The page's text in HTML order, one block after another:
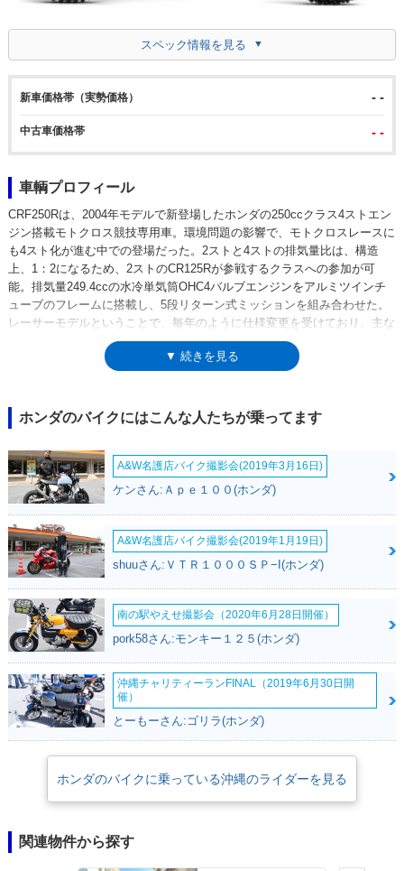
スペック情報を見る
新車価格帯（実勢価格） - -
中古車価格帯 - -
車輌プロフィール
CRF250Rは、2004年モデルで新登場したホンダの250ccクラス4ストエン
ジン搭載モトクロス競技専用車。環境問題の影響で、モトクロスレースに
も4スト化が進む中での登場だった。2ストと4ストの排気量比は、構造
上、1：2になるため、2ストのCR125Rが参戦するクラスへの参加が可
能。排気量249.4ccの水冷単気筒OHC4バルブエンジンをアルミツインチ
ューブのフレームに搭載し、5段リターン式ミッションを組み合わせた。
レーサーモデルということで、毎年のように仕様変更を受けており、主な
ものとして、デュアルマフラーの装備（2006年モデル）、フューエルイ
ンジェクションの装備（2010年モデル）、DOHCエンジンの採用（2018
ル。2025年モデルではメインフレームの70％が新規設計となり、リアフ
レームとの剛性バランスが最適化されるなどの変更を受けるとともに、
Hondaセレクタブルトルク コントロール（トラクションコントロール）
を搭載した。派生モデルとして、エンデューロレース仕様も登場。
CRF250X（2010-2014年）、CRF250RX（2018年-）が該当した（それぞ
れ別項）。※CRF250Rは競技専用車であり、ナンバーを取得して公道を
▼ 続きを見る
ホンダのバイクにはこんな人たちが乗ってます
A&W名護店バイク撮影会(2019年3月16日)
ケンさん:Ａｐｅ１００(ホンダ)
A&W名護店バイク撮影会(2019年1月19日)
shuuさん:ＶＴＲ１０００ＳＰ−I(ホンダ)
南の駅やえせ撮影会（2020年6月28日開催）
pork58さん:モンキー１２５(ホンダ)
沖縄チャリティーランFINAL（2019年6月30日開
催）
とーもーさん:ゴリラ(ホンダ)
ホンダのバイクに乗っている沖縄のライダーを見る
関連物件から探す